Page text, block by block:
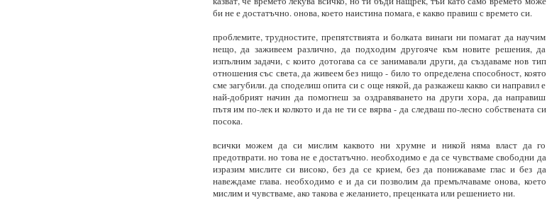
би не е достатъчно. онова, което наистина помага, е какво правиш с времето си.
проблемите, трудностите, препятствията и болката винаги ни помагат да научим
нещо, да заживеем различно, да подходим другояче към новите решения, да
изпълним задачи, с които дотогава са се занимавали други, да създаваме нов тип
отношения със света, да живеем без нищо - било то определена способност, която
сме загубили. да споделиш опита си с още някой, да разкажеш какво си направил е
най-добрият начин да помогнеш за оздравяването на други хора, да направиш
пътя им по-лек и колкото и да не ти се вярва - да следваш по-лесно собствената си
посока.
всички можем да си мислим каквото ни хрумне и никой няма власт да го
предотврати. но това не е достатъчно. необходимо е да се чувстваме свободни да
изразим мислите си високо, без да се крием, без да понижаваме глас и без да
навеждаме глава. необходимо е и да си позволим да премълчаваме онова, което
мислим и чувстваме, ако такова е желанието, преценката или решението ни.